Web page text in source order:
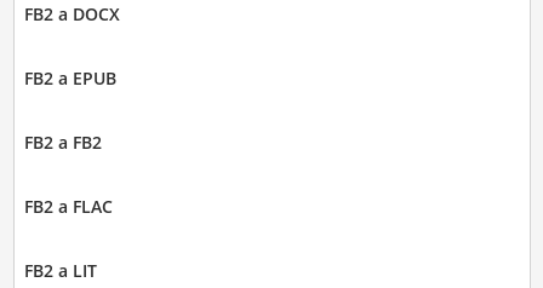
FB2 a DOCX
FB2 a EPUB
FB2 a FB2
FB2 a FLAC
FB2 a LIT